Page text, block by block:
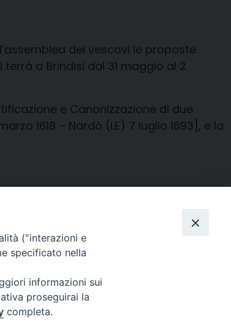
dei vescovi le proposte
a Brindisi dal 31 maggio al 2
e Canonizzazione di due
1618 – Nardò (LE) 7 luglio 1693], e la
Telegram
("interazioni e
specificato nella
informazioni sui
proseguirai la
completa.